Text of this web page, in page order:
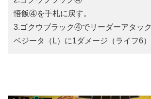
悟飯④を手札に戻す。
3.ゴクウブラック④でリーダーアタック
ベジータ（L）に1ダメージ（ライフ6）